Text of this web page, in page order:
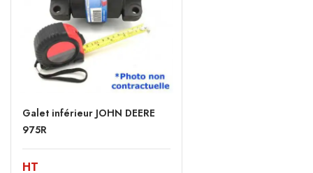
Galet inférieur JOHN DEERE
975R
HT